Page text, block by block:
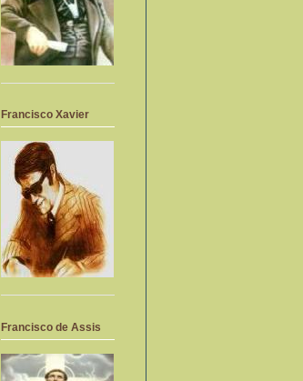
Francisco Xavier
Francisco de Assis